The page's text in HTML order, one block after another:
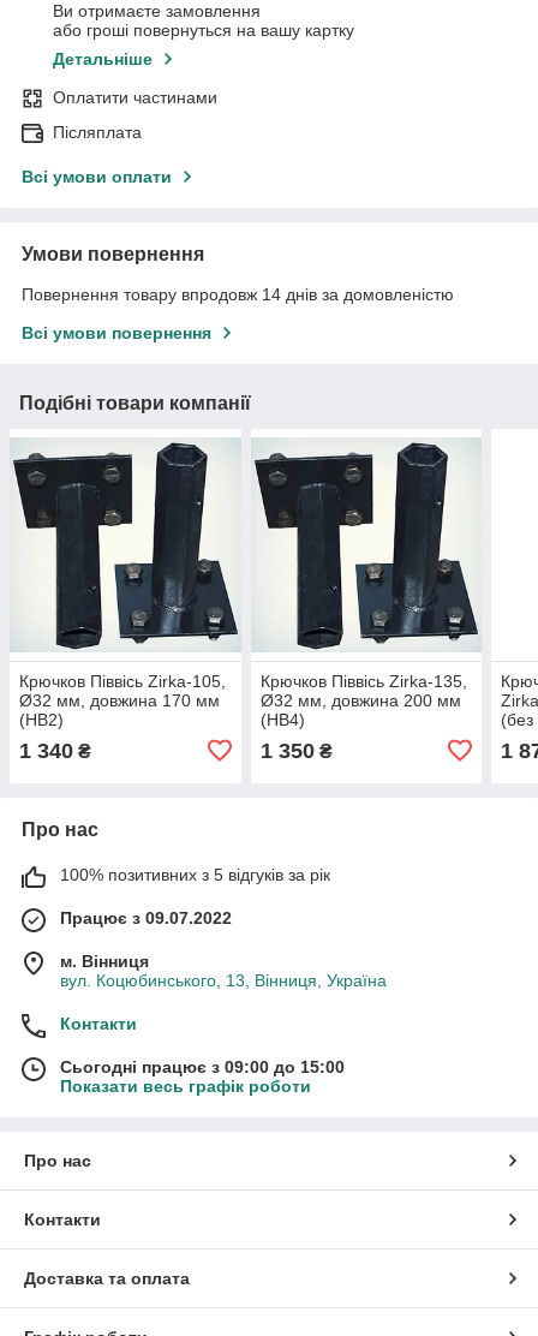
Ви отримаєте замовлення
або гроші повернуться на вашу картку
Детальніше
Оплатити частинами
Післяплата
Всі умови оплати
Умови повернення
Повернення товару впродовж 14 днів за домовленістю
Всі умови повернення
Подібні товари компанії
Крючков Піввісь Zirka-105,
Ø32 мм, довжина 170 мм
(НВ2)
1 340 ₴
Крючков Піввісь Zirka-135,
Ø32 мм, довжина 200 мм
(НВ4)
1 350₴ 1
Про нас
100% позитивних з 5 відгуків за рік
Працює з 09.07.2022
м. Вінниця
вул. Коцюбинського, 13, Вінниця, Україна
Контакти
Сьогодні працює з 09:00 до 15:00
Показати весь графік роботи
Про нас
Контакти
Доставка та оплата